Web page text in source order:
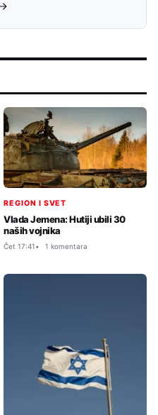
REGION I SVET
Vlada Jemena: Hutiji ubili 30
naših vojnika
Čet 17:41 1 komentara